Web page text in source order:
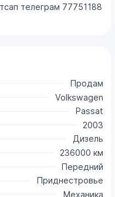
телеграм 77751188
Продам
Volkswagen
Passat
2003
Дизель
236000 км
Передний
Приднестровье
Механика